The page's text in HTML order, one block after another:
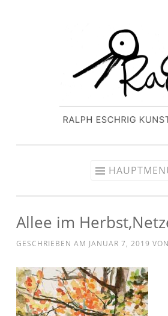
Allee im
GESCHRIEBEN AM JANUAR 7, 2019 VON